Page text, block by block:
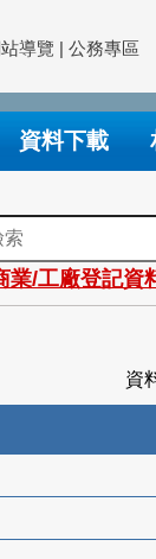
導覽 | 公務專區
資料下載
業/工廠登記資
資